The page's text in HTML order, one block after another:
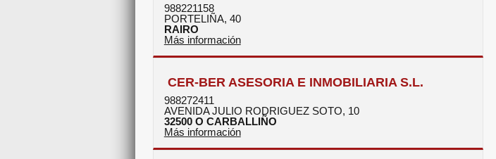
988221158
PORTELIÑA, 40
RAIRO
Más información
CER-BER ASESORIA E INMOBILIARIA S.L.
988272411
AVENIDA JULIO RODRIGUEZ SOTO, 10
32500 O CARBALLIÑO
Más información